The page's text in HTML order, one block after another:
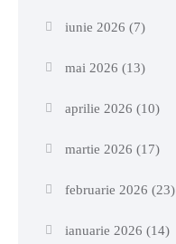
iunie 2026 (7)
mai 2026 (13)
aprilie 2026 (10)
martie 2026 (17)
februarie 2026 (23)
ianuarie 2026 (14)